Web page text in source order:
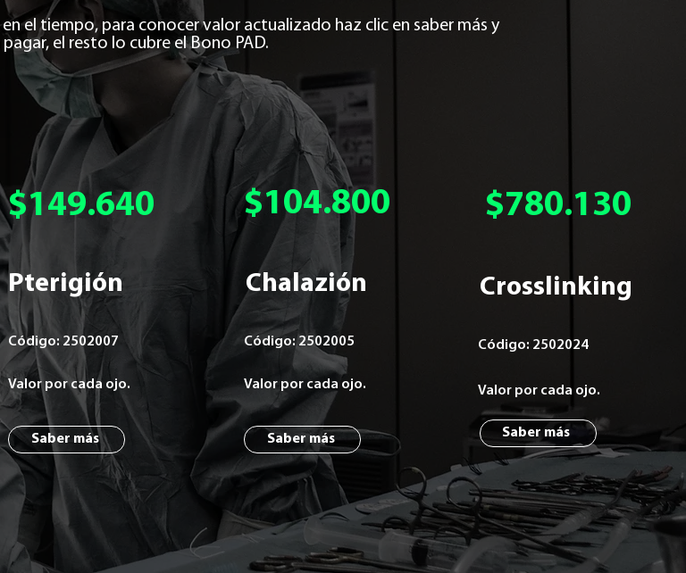
el tiempo, para conocer valor actualizado haz clic en saber más y
el resto lo cubre el Bono PAD.
$149.640
Pterigión
Código: 2502007
Valor por cada ojo.
Saber más
$104.800
Chalazión
Código: 2502005
Valor por cada ojo.
Saber más
$780.130
Crosslinking
Código: 2502024
Valor por cada ojo.
Saber más